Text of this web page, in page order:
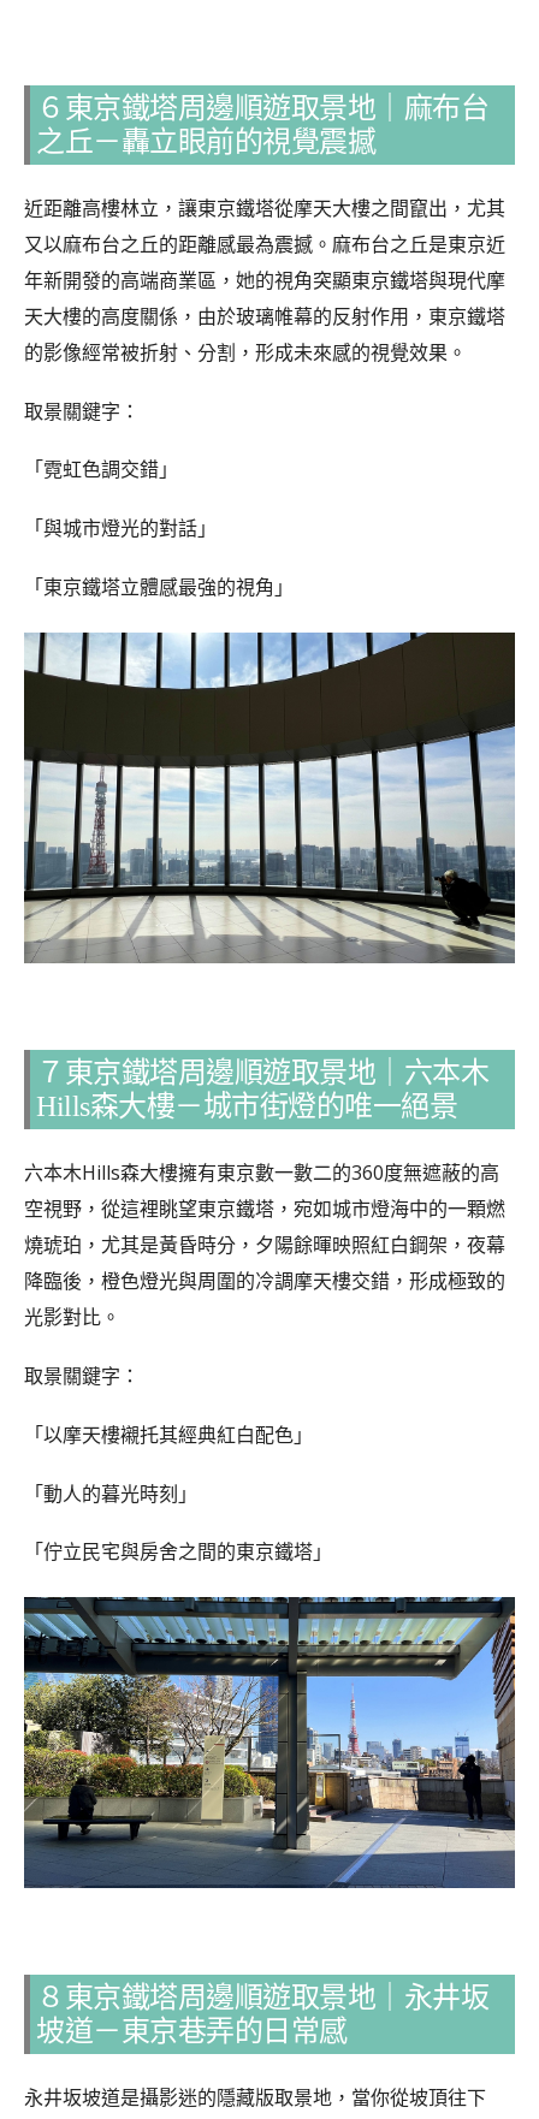
６東京鐵塔周邊順遊取景地｜麻布台
之丘－轟立眼前的視覺震撼
近距離高樓林立，讓東京鐵塔從摩天大樓之間竄出，尤其
又以麻布台之丘的距離感最為震撼。麻布台之丘是東京近
年新開發的高端商業區，她的視角突顯東京鐵塔與現代摩
天大樓的高度關係，由於玻璃帷幕的反射作用，東京鐵塔
的影像經常被折射、分割，形成未來感的視覺效果。
取景關鍵字：
「霓虹色調交錯」
「與城市燈光的對話」
「東京鐵塔立體感最強的視角」
７東京鐵塔周邊順遊取景地｜六本木
Hills森大樓－城市街燈的唯一絕景
六本木Hills森大樓擁有東京數一數二的360度無遮蔽的高
空視野，從這裡眺望東京鐵塔，宛如城市燈海中的一顆燃
燒琥珀，尤其是黃昏時分，夕陽餘暉映照紅白鋼架，夜幕
降臨後，橙色燈光與周圍的冷調摩天樓交錯，形成極致的
光影對比。
取景關鍵字：
「以摩天樓襯托其經典紅白配色」
「動人的暮光時刻」
「佇立民宅與房舍之間的東京鐵塔」
８東京鐵塔周邊順遊取景地｜永井坂
坡道－東京巷弄的日常感
永井坂坡道是攝影迷的隱藏版取景地，當你從坡頂往下